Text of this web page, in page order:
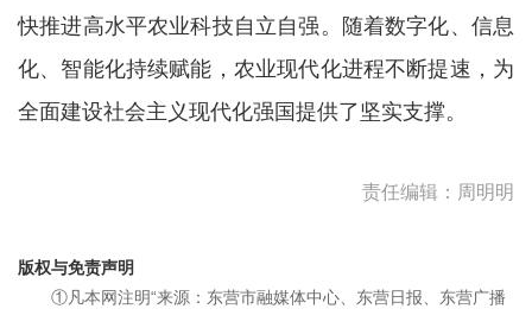
快推进高水平农业科技自立自强。随着数字化、信息
化、智能化持续赋能，农业现代化进程不断提速，为
全面建设社会主义现代化强国提供了坚实支撑。
责任编辑：周明明
版权与免责声明
①凡本网注明“来源：东营市融媒体中心、东营日报、东营广播